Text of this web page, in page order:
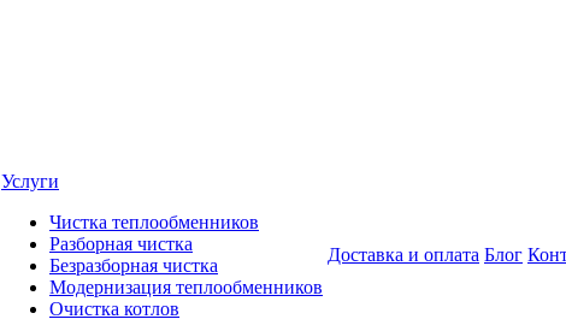
Услуги
Чистка теплообменников
Разборная чистка
Безразборная чистка
Модернизация теплообменников
Очистка котлов
Доставка и оплата Блог